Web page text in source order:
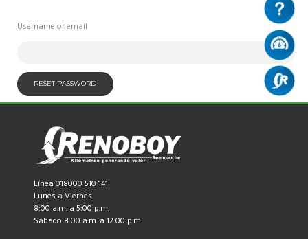
Username or email
RESET PASSWORD
Línea 018000 510 141
Lunes a Viernes
8:00 a.m. a 5:00 p.m.
Sábado 8:00 a.m. a 12:00 p.m.